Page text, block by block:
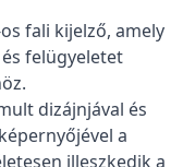
fali kijelző, amely
felügyeletet
dizájnjával és
a
illeszkedik a